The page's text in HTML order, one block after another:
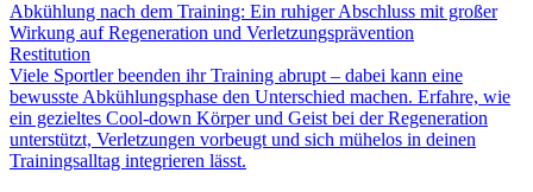
Abkühlung nach dem Training: Ein ruhiger Abschluss mit großer
Wirkung auf Regeneration und Verletzungsprävention
Restitution
Viele Sportler beenden ihr Training abrupt – dabei kann eine
bewusste Abkühlungsphase den Unterschied machen. Erfahre, wie
ein gezieltes Cool-down Körper und Geist bei der Regeneration
unterstützt, Verletzungen vorbeugt und sich mühelos in deinen
Trainingsalltag integrieren lässt.